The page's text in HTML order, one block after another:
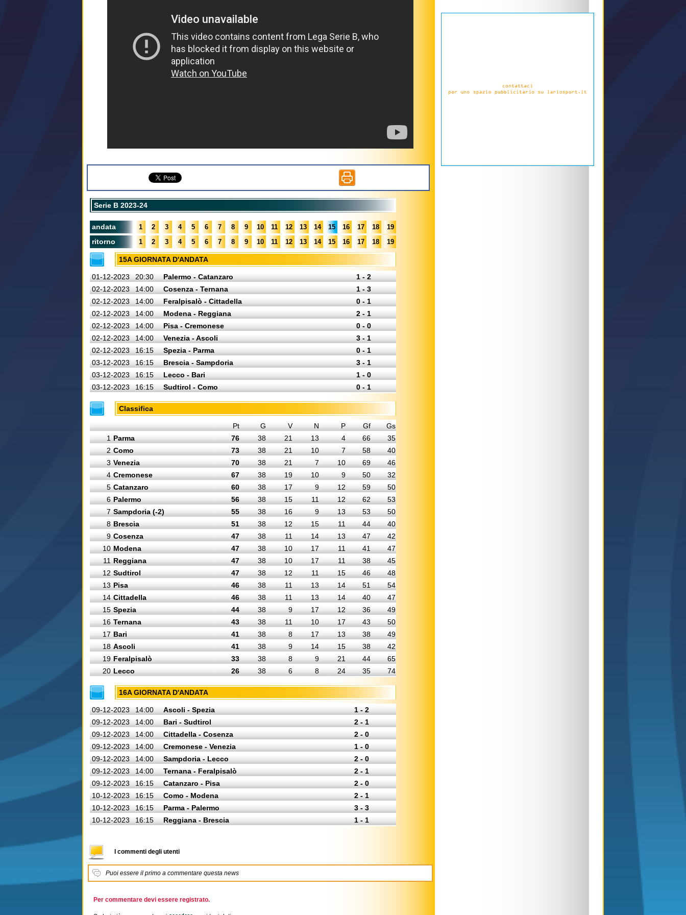
Serie B 2023-24
andata 1 2 3 4 5 6 7 8 9 10 11 12 13 14 15 16 17 18 19
ritorno 1 2 3 4 5 6 7 8 9 10 11 12 13 14 15 16 17 18 19
15A GIORNATA D'ANDATA
01-12-2023 20:30 Palermo - Catanzaro
1 - 2
02-12-2023
14:00 Cosenza - Ternana
1 - 3
02-12-2023
14:00 Feralpisalò - Cittadella
0 - 1
02-12-2023
14:00 Modena - Reggiana
2 - 1
02-12-2023
14:00 Pisa - Cremonese
0 - 0
02-12-2023
14:00 Venezia - Ascoli
3 - 1
02-12-2023
16:15 Spezia - Parma
0 - 1
03-12-2023
16:15 Brescia - Sampdoria
3 - 1
03-12-2023
16:15 Lecco - Bari
1 - 0
03-12-2023
16:15 Sudtirol - Como 0 - 1
Classifica
Pt G V N P Gf
Gs
1 Parma 76 38 21 13 4 66
35
2 Como 73 38 21 10 7 58
40
3 Venezia 70 38 21 7 10 69
46
4 Cremonese 67 38 19 10 9 50
32
5 Catanzaro 60 38 17 9 12 59
50
6 Palermo 56 38 15 11 12 62
53
7 Sampdoria (-2) 55 38 16 9 13 53
50
8 Brescia 51 38 12 15 11 44
40
9 Cosenza 47 38 11 14 13 47
42
10 Modena 47 38 10 17 11 41
47
11 Reggiana 47 38 10 17 11 38
45
12 Sudtirol 47 38 12 11 15 46
48
13 Pisa 46 38 11 13 14 51
54
14 Cittadella 46 38 11 13 14 40
47
15 Spezia 44 38 9 17 12 36
49
16 Ternana 43 38 11 10 17 43
50
17 Bari 41 38 8 17 13 38
49
18 Ascoli 41 38 9 14 15 38
42
19 Feralpisalò 33 38 8 9 21 44
65
20 Lecco 26 38 6 8 24 35 74
16A GIORNATA D'ANDATA
09-12-2023 14:00 Ascoli - Spezia
1 - 2
09-12-2023
14:00 Bari - Sudtirol
2 - 1
09-12-2023
14:00 Cittadella - Cosenza
2 - 0
09-12-2023
14:00 Cremonese - Venezia
1 - 0
09-12-2023
14:00 Sampdoria - Lecco
2 - 0
09-12-2023
14:00 Ternana - Feralpisalò
2 - 1
09-12-2023
16:15 Catanzaro - Pisa
2 - 0
10-12-2023
16:15 Como - Modena
2 - 1
10-12-2023
16:15 Parma - Palermo
3 - 3
10-12-2023
16:15 Reggiana - Brescia 1 - 1
I commenti degli utenti
Puoi essere il primo a commentare questa news
Per commentare devi essere registrato.